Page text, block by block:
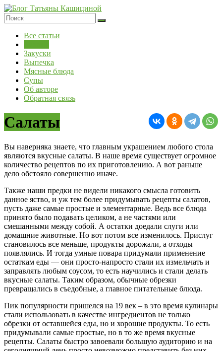
Перейти
к
содержимому
Блог
Татьяны
Кашициной
Все статьи
Закуски
Выпечка
Мясные блюда
Супы
Об авторе
Обратная связь
Салаты
Вы наверняка знаете, что главным украшением любого стола
являются вкусные салаты. В наше время существует огромное
количество рецептов по их приготовлению. А вот раньше
дело обстояло совершенно иначе.
Также наши предки не видели никакого смысла готовить
данное яство, и уж тем более придумывать рецепты салатов,
пусть даже самые простые и элементарные. Ведь все блюда
принято было подавать целиком, а не частями или
смешанными между собой. А остатки доедали слуги или
домашние животные. Но вот потом все изменилось. Прислуг
становилось все меньше, продукты дорожали, а отходы
появлялись. И тогда умные повара придумали применение
остаткам еды — они просто-напросто стали их измельчать и
заправлять любым соусом, то есть научились и стали делать
вкусные салаты. Таким образом, обычные обрезки
превращались в съедобные, а главное питательные блюда.
Пик популярности пришелся на 19 век – в это время кулинары
стали использовать в качестве ингредиентов не только
обрезки от оставшейся еды, но и хорошие продукты. То есть
придумывали самые простые, но в то же время вкусные
рецепты. Салаты быстро завоевали большую аудиторию и на